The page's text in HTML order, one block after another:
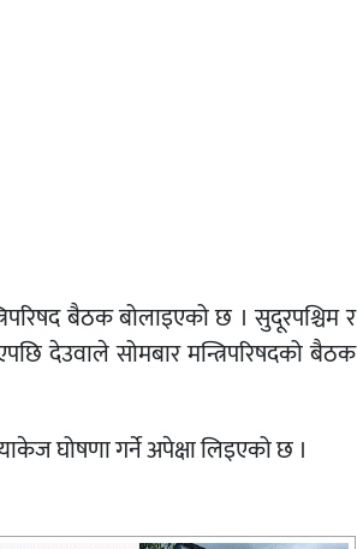
बैठक बोलाइएको छ । सुदूरपश्चिम र
देउवाले सोमबार मन्त्रिपरिषदको बैठक
घोषणा गर्ने अपेक्षा लिइएको छ ।